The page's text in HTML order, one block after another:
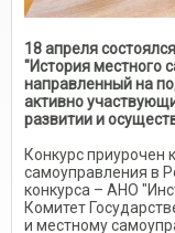
18 апреля
"История местного
направленный на
активно
развитии и
Конкурс приурочен
самоуправления в
конкурса – АНО
Комитет
и местному